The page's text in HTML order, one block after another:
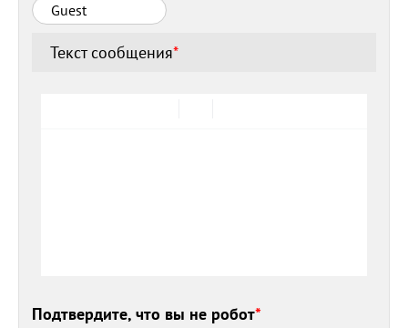
Текст сообщения*
Подтвердите, что вы не робот*